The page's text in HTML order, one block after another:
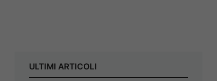
ULTIMI ARTICOLI